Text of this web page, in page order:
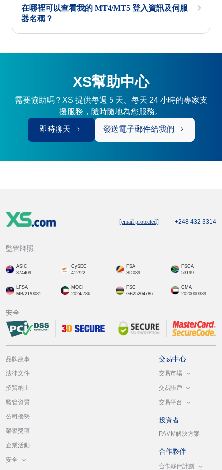
在哪裡可以查看我的 MT4/MT5 登入資訊及伺服
器名稱？
XS幫助中心
需要協助嗎？XS 提供每週 5 天、每天 24 小時的專家支
援服務，隨時隨地為您服務。
即時聊天 發送電子郵件給我們
[email protected] +248 432 3314
監管牌照
ASIC
374409
CySEC
412/22
FSA
SD089
FSCA
53199
LFSA
MB/21/0081
MOCI
2024/786
FSC
GB25204786
CMA
2020000339
安全
品牌故事
法律文件
招賢納士
監管資質
公司優勢
榮譽獎項
企業活動
安全
交易中心
交易市場
交易賬戶
交易平台
投資者
PAMM解決方案
合作夥伴
合作夥伴計劃